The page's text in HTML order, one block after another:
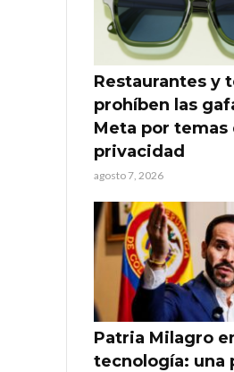
Restaurantes y
prohíben las
Meta por temas
privacidad
agosto 7, 2026
Patria Milagro
tecnología: una